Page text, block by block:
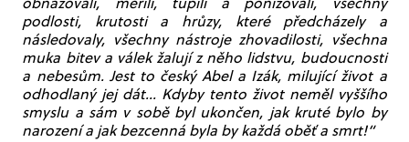
podlosti, krutosti a hrůzy, které předcházely a
následovaly, všechny nástroje zhovadilosti, všechna
muka bitev a válek žalují z něho lidstvu, budoucnosti
a nebesům. Jest to český Abel a Izák, milující život a
odhodlaný jej dát… Kdyby tento život neměl vyššího
smyslu a sám v sobě byl ukončen, jak kruté bylo by
narození a jak bezcenná byla by každá oběť a smrt!“